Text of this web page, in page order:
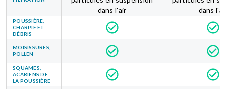
dans l'air
dans
POUSSIÈRE,
CHARPIE ET
DÉBRIS
MOISISSURES,
POLLEN
SQUAMES,
ACARIENS DE
LA POUSSIÈRE